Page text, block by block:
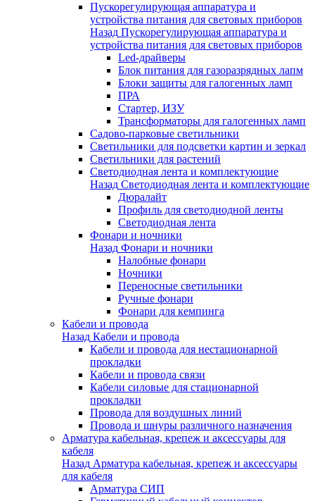
Пускорегулирующая аппаратура и
устройства питания для световых приборов
Назад Пускорегулирующая аппаратура и
устройства питания для световых приборов
Led-драйверы
Блок питания для газоразрядных лапм
Блоки защиты для галогенных ламп
ПРА
Стартер, ИЗУ
Трансформаторы для галогенных ламп
Садово-парковые светильники
Светильники для подсветки картин и зеркал
Светильники для растений
Светодиодная лента и комплектующие
Назад Светодиодная лента и комплектующие
Дюралайт
Профиль для светодиодной ленты
Светодиодная лента
Фонари и ночники
Назад Фонари и ночники
Налобные фонари
Ночники
Переносные светильники
Ручные фонари
Фонари для кемпинга
Кабели и провода
Назад Кабели и провода
Кабели и провода для нестационарной
прокладки
Кабели и провода связи
Кабели силовые для стационарной
прокладки
Провода для воздушных линий
Провода и шнуры различного назначения
Арматура кабельная, крепеж и аксессуары для
кабеля
Назад Арматура кабельная, крепеж и аксессуары
для кабеля
Арматура СИП